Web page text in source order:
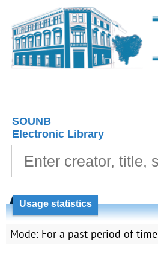
SOUNB
Electronic Library
Usage statistics
Mode: For a past period of time